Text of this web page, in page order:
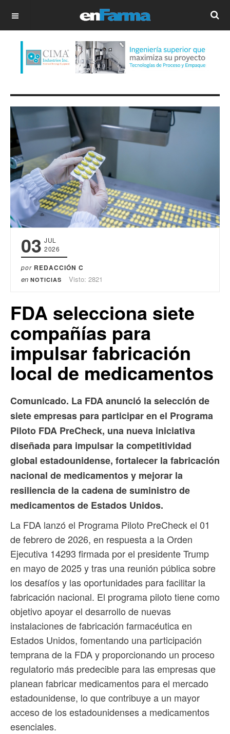
OFF CANVAS
03 JUL
2026
por REDACCIÓN C
en NOTICIAS Visto: 2821
FDA selecciona siete
compañías para
impulsar fabricación
local de medicamentos
Comunicado. La FDA anunció la selección de
siete empresas para participar en el Programa
Piloto FDA PreCheck, una nueva iniciativa
diseñada para impulsar la competitividad
global estadounidense, fortalecer la fabricación
nacional de medicamentos y mejorar la
resiliencia de la cadena de suministro de
medicamentos de Estados Unidos.
La FDA lanzó el Programa Piloto PreCheck el 01
de febrero de 2026, en respuesta a la Orden
Ejecutiva 14293 firmada por el presidente Trump
en mayo de 2025 y tras una reunión pública sobre
los desafíos y las oportunidades para facilitar la
fabricación nacional. El programa piloto tiene como
objetivo apoyar el desarrollo de nuevas
instalaciones de fabricación farmacéutica en
Estados Unidos, fomentando una participación
temprana de la FDA y proporcionando un proceso
regulatorio más predecible para las empresas que
planean fabricar medicamentos para el mercado
estadounidense, lo que contribuye a un mayor
acceso de los estadounidenses a medicamentos
esenciales.